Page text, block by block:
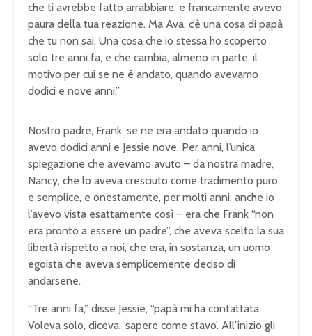
che ti avrebbe fatto arrabbiare, e francamente avevo
paura della tua reazione. Ma Ava, c’è una cosa di papà
che tu non sai. Una cosa che io stessa ho scoperto
solo tre anni fa, e che cambia, almeno in parte, il
motivo per cui se ne è andato, quando avevamo
dodici e nove anni.”
Nostro padre, Frank, se ne era andato quando io
avevo dodici anni e Jessie nove. Per anni, l’unica
spiegazione che avevamo avuto – da nostra madre,
Nancy, che lo aveva cresciuto come tradimento puro
e semplice, e onestamente, per molti anni, anche io
l’avevo vista esattamente così – era che Frank “non
era pronto a essere un padre”, che aveva scelto la sua
libertà rispetto a noi, che era, in sostanza, un uomo
egoista che aveva semplicemente deciso di
andarsene.
“Tre anni fa,” disse Jessie, “papà mi ha contattata.
Voleva solo, diceva, ‘sapere come stavo’. All’inizio gli